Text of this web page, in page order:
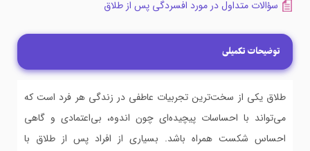
سؤالات متداول در مورد افسردگی پس از طلاق
توضیحات تکمیلی
طلاق یکی از سخت‌ترین تجربیات عاطفی در زندگی هر فرد است که
می‌تواند با احساسات پیچیده‌ای چون اندوه، بی‌اعتمادی و گاهی
احساس شکست همراه باشد. بسیاری از افراد پس از طلاق با